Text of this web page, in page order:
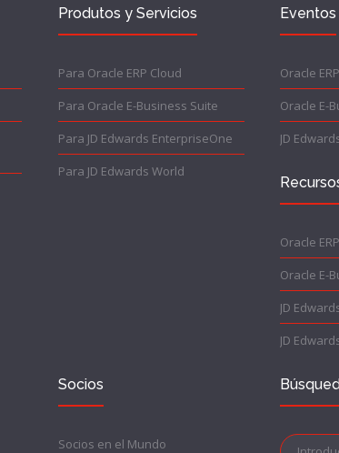
Produtos y Servicios
Para Oracle ERP Cloud
Para Oracle E-Business Suite
Para JD Edwards EnterpriseOne
Para JD Edwards World
Eventos
Oracle
Oracle E-
JD
Oracle
Oracle E-
JD
JD
Socios
Socios en el Mundo